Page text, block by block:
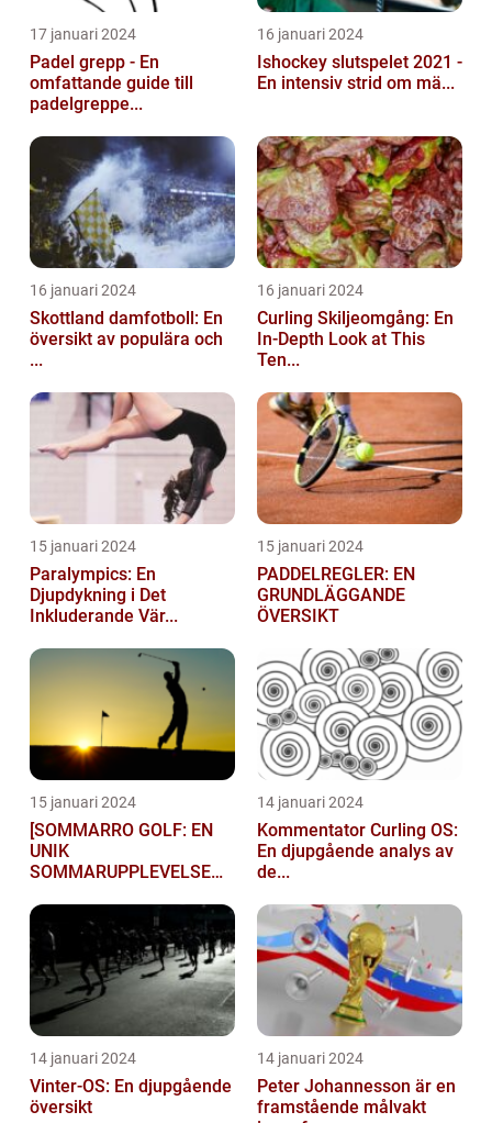
17 januari 2024
Padel grepp - En
omfattande guide till
padelgreppe...
16 januari 2024
Ishockey slutspelet 2021 -
En intensiv strid om mä...
16 januari 2024
Skottland damfotboll: En
översikt av populära och
...
16 januari 2024
Curling Skiljeomgång: En
In-Depth Look at This
Ten...
15 januari 2024
Paralympics: En
Djupdykning i Det
Inkluderande Vär...
15 januari 2024
PADDELREGLER: EN
GRUNDLÄGGANDE
ÖVERSIKT
15 januari 2024
[SOMMARRO GOLF: EN
UNIK
SOMMARUPPLEVELSE
14 januari 2024
Kommentator Curling OS:
En djupgående analys av
de...
14 januari 2024
Vinter-OS: En djupgående
översikt
14 januari 2024
Peter Johannesson är en
framstående målvakt